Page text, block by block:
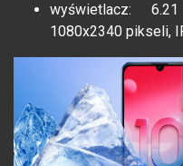
wyświetlacz:
1080x2340 pikseli,